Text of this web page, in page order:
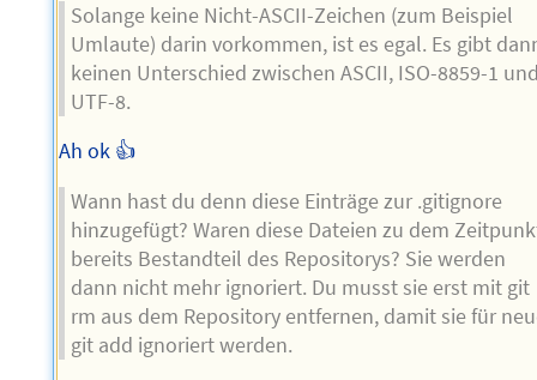
Solange keine Nicht-ASCII-Zeichen (zum Beispiel
Umlaute) darin vorkommen, ist es egal. Es gibt
keinen Unterschied zwischen ASCII, ISO-8859-1
UTF-8.
Ah ok 👍
Wann hast du denn diese Einträge zur .gitignore
hinzugefügt? Waren diese Dateien zu dem
bereits Bestandteil des Repositorys? Sie werden
dann nicht mehr ignoriert. Du musst sie erst mit git
rm aus dem Repository entfernen, damit sie für
git add ignoriert werden.